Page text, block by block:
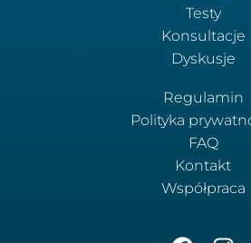
Testy
Konsultacje
Dyskusje
Regulamin
Polityka
FAQ
Kontakt
Współpraca